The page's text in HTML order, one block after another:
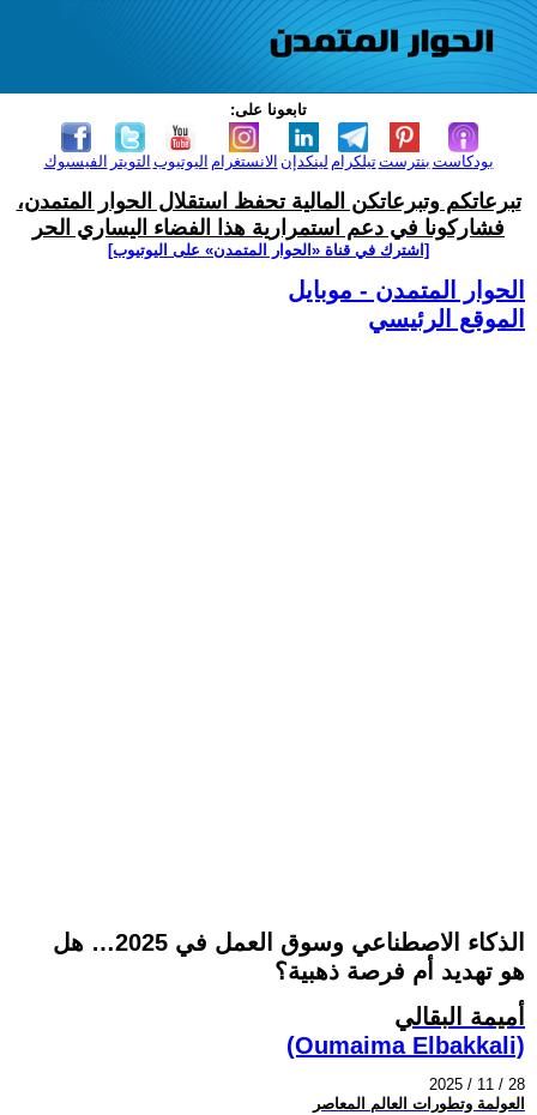
تابعونا على:
الفيسبوك التويتر اليوتيوب الانستغرام لينكدإن تيلكرامبنترست بودكاست
تبرعاتكم وتبرعاتكن المالية تحفظ استقلال الحوار المتمدن،
فشاركونا في دعم استمرارية هذا الفضاء اليساري الحر
[اشترك في قناة ‫«الحوار المتمدن» على اليوتيوب]
الحوار المتمدن - موبايل
الموقع الرئيسي
الذكاء الاصطناعي وسوق العمل في 2025… هل
هو تهديد أم فرصة ذهبية؟
أميمة البقالي
(Oumaima Elbakkali)
2025 / 11 / 28
العولمة وتطورات العالم المعاصر